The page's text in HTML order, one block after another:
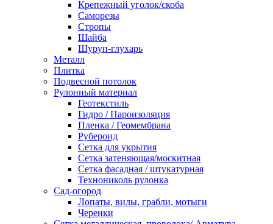
Крепежный уголок/скоба
Саморезы
Стропы
Шайба
Шуруп-глухарь
Металл
Плитка
Подвесной потолок
Рулонный материал
Геотекстиль
Гидро / Пароизоляция
Пленка / Геомембрана
Рубероид
Сетка для укрытия
Сетка затеняющая/москитная
Сетка фасадная / штукатурная
Технониколь рулонка
Сад-огород
Лопаты, вилы, грабли, мотыги
Черенки